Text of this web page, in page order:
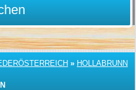
» HOLLABRUNN